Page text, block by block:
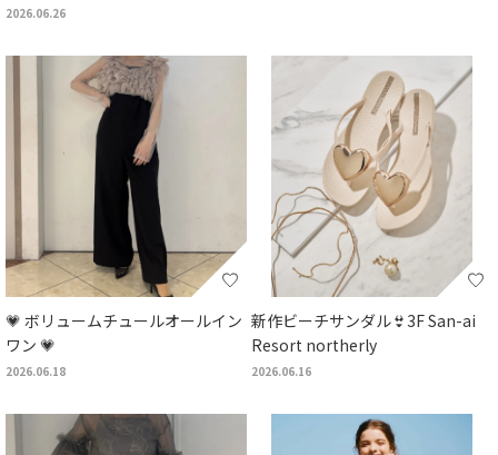
2026.06.26
💗 ボリュームチュールオールイン
ワン 💗
2026.06.18
新作ビーチサンダル👙3F San-ai
Resort northerly
2026.06.16